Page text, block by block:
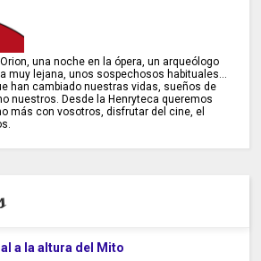
una noche en la ópera, un arqueólogo
muy lejana, unos sospechosos habituales...
han cambiado nuestras vidas, sueños de
nuestros. Desde la Henryteca queremos
más con vosotros, disfrutar del cine, el
a la altura del Mito